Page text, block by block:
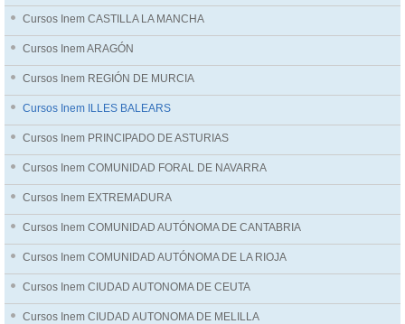
Cursos Inem CASTILLA LA MANCHA
Cursos Inem ARAGÓN
Cursos Inem REGIÓN DE MURCIA
Cursos Inem ILLES BALEARS
Cursos Inem PRINCIPADO DE ASTURIAS
Cursos Inem COMUNIDAD FORAL DE NAVARRA
Cursos Inem EXTREMADURA
Cursos Inem COMUNIDAD AUTÓNOMA DE CANTABRIA
Cursos Inem COMUNIDAD AUTÓNOMA DE LA RIOJA
Cursos Inem CIUDAD AUTONOMA DE CEUTA
Cursos Inem CIUDAD AUTONOMA DE MELILLA